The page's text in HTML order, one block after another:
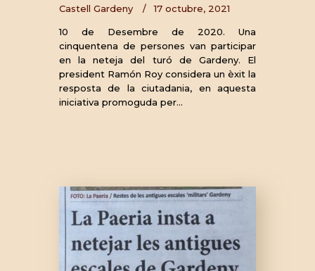
Castell Gardeny 17 octubre, 2021
10 de Desembre de 2020. Una
cinquentena de persones van participar
en la neteja del turó de Gardeny. El
president Ramón Roy considera un èxit la
resposta de la ciutadania, en aquesta
iniciativa promoguda per…